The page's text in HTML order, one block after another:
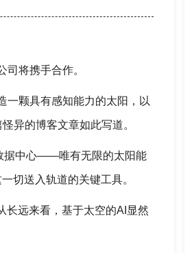
将携手合作。
一颗具有感知能力的太阳，以
异的博客文章如此写道。
据中心——唯有无限的太阳能
切送入轨道的关键工具。
长远来看，基于太空的AI显然